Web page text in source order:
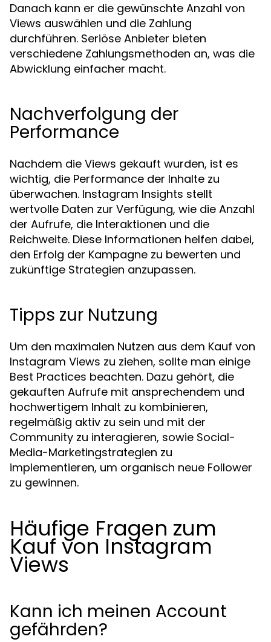
Danach kann er die gewünschte Anzahl von
Views auswählen und die Zahlung
durchführen. Seriöse Anbieter bieten
verschiedene Zahlungsmethoden an, was die
Abwicklung einfacher macht.
Nachverfolgung der
Performance
Nachdem die Views gekauft wurden, ist es
wichtig, die Performance der Inhalte zu
überwachen. Instagram Insights stellt
wertvolle Daten zur Verfügung, wie die Anzahl
der Aufrufe, die Interaktionen und die
Reichweite. Diese Informationen helfen dabei,
den Erfolg der Kampagne zu bewerten und
zukünftige Strategien anzupassen.
Tipps zur Nutzung
Um den maximalen Nutzen aus dem Kauf von
Instagram Views zu ziehen, sollte man einige
Best Practices beachten. Dazu gehört, die
gekauften Aufrufe mit ansprechendem und
hochwertigem Inhalt zu kombinieren,
regelmäßig aktiv zu sein und mit der
Community zu interagieren, sowie Social-
Media-Marketingstrategien zu
implementieren, um organisch neue Follower
zu gewinnen.
Häufige Fragen zum
Kauf von Instagram
Views
Kann ich meinen Account
gefährden?